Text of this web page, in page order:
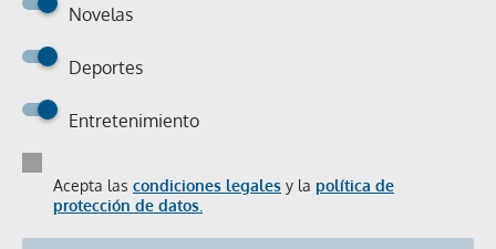
Novelas
Deportes
Entretenimiento
Acepta las condiciones legales y la política de
protección de datos.